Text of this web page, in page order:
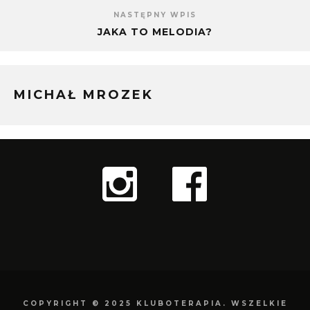
NASTĘPNY WPIS
JAKA TO MELODIA?
MICHAŁ MROZEK
COPYRIGHT © 2025 KLUBOTERAPIA. WSZELKIE